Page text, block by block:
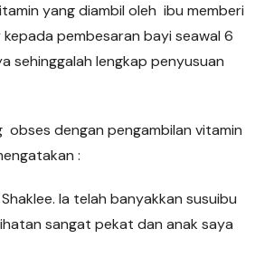
yang diambil oleh ibu memberi
pembesaran bayi seawal 6
sehinggalah lengkap penyusuan
obses dengan pengambilan vitamin
:
Ia telah banyakkan susuibu
sangat pekat dan anak saya